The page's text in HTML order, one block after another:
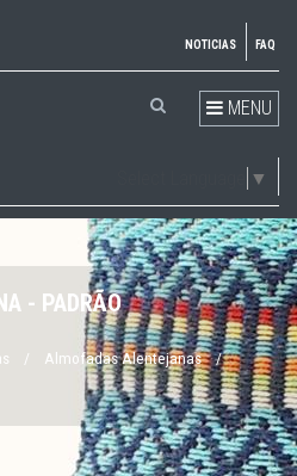
NOTICIAS FAQ
MENU
▼
- PADRÃO
/ Almofadas Alentejanas /